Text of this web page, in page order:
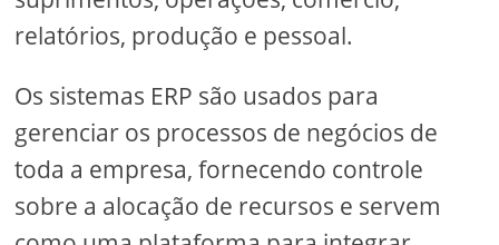
relatórios, produção e pessoal.
Os sistemas ERP são usados ​​para
gerenciar os processos de negócios de
toda a empresa, fornecendo controle
sobre a alocação de recursos e servem